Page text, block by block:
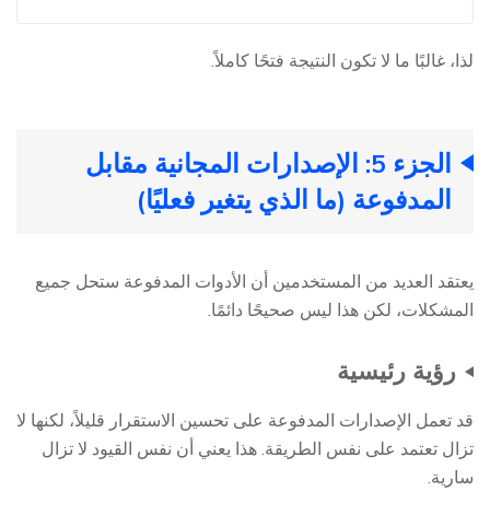
لذا، غالبًا ما لا تكون النتيجة فتحًا كاملاً.
الجزء 5: الإصدارات المجانية مقابل
المدفوعة (ما الذي يتغير فعليًا)
يعتقد العديد من المستخدمين أن الأدوات المدفوعة ستحل جميع
المشكلات، لكن هذا ليس صحيحًا دائمًا.
رؤية رئيسية
قد تعمل الإصدارات المدفوعة على تحسين الاستقرار قليلاً، لكنها لا
تزال تعتمد على نفس الطريقة. هذا يعني أن نفس القيود لا تزال
سارية.